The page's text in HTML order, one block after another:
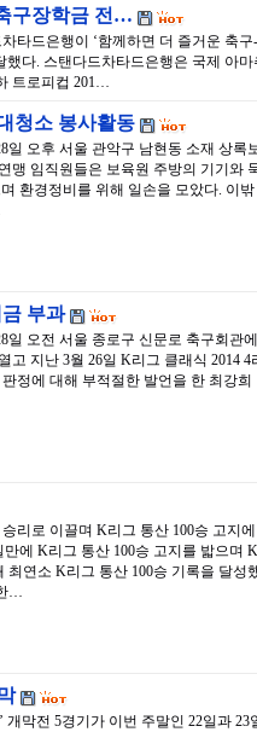
구장학금 전…
타드은행이 ‘함께하면 더 즐거운 축구-
다. 스탠다드차타드은행은 국제 아마
트로피컵 201…
청소 봉사활동
일 오후 서울 관악구 남현동 소재 상록
맹 임직원들은 보육원 주방의 기기와
환경정비를 위해 일손을 모았다. 이밖
부과
오전 서울 종로구 신문로 축구회관에
고 지난 3월 26일 K리그 클래식 2014 4
정에 대해 부적절한 발언을 한 최강희
리로 이끌며 K리그 통산 100승 고지에
에 K리그 통산 100승 고지를 밟으며 K
최연소 K리그 통산 100승 기록을 달성
…
막전 5경기가 이번 주말인 22일과 23